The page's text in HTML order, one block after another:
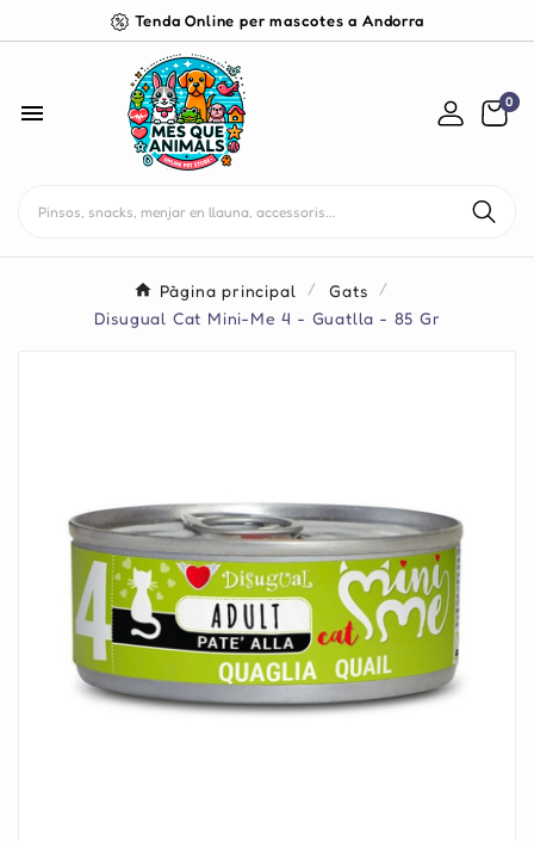
Tenda Online per mascotes a Andorra
 0
Pàgina principal
Gats
Disugual Cat Mini-Me 4 - Guatlla - 85 Gr